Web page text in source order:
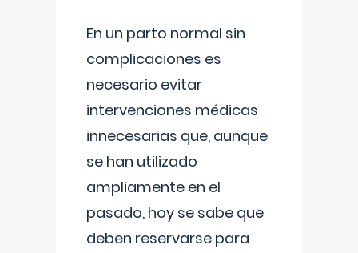
En un parto normal sin
complicaciones es
necesario evitar
intervenciones médicas
innecesarias que, aunque
se han utilizado
ampliamente en el
pasado, hoy se sabe que
deben reservarse para